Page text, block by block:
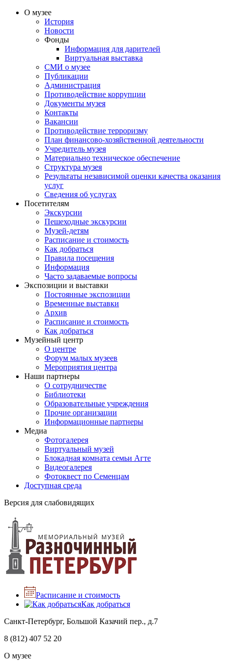
О музее
История
Новости
Фонды
Информация для дарителей
Виртуальная выставка
СМИ о музее
Публикации
Администрация
Противодействие коррупции
Документы музея
Контакты
Вакансии
Противодействие терроризму
План финансово-хозяйственной деятельности
Учредитель музея
Материально техническое обеспечение
Структура музея
Результаты независимой оценки качества оказания
услуг
Сведения об услугах
Посетителям
Экскурсии
Пешеходные экскурсии
Музей-детям
Расписание и стоимость
Как добраться
Правила посещения
Информация
Часто задаваемые вопросы
Экспозиции и выставки
Постоянные экспозиции
Временные выставки
Архив
Расписание и стоимость
Как добраться
Музейный центр
О центре
Форум малых музеев
Мероприятия центра
Наши партнеры
О сотрудничестве
Библиотеки
Образовательные учреждения
Прочие организации
Информационные партнеры
Медиа
Фотогалерея
Виртуальный музей
Блокадная комната семьи Агте
Видеогалерея
Фотоквест по Семенцам
Доступная среда
Версия для слабовидящих
Расписание и стоимость
Как добраться
Санкт-Петербург, Большой Казачий пер., д.7
8 (812) 407 52 20
О музее